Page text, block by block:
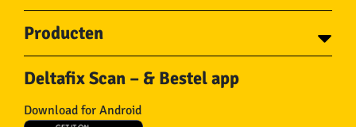
Voor gemeentes
Over Deltafix
Producten
Schroeven
Bouten
Draadnagels
Ketting en Toebehoren
Deltafix Scan – & Bestel app
Download for Android